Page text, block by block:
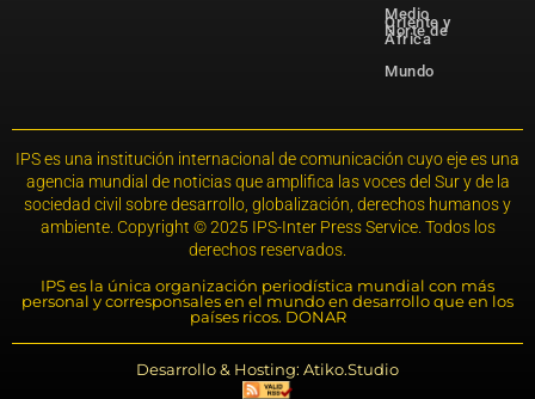
Medio
Oriente y
Norte de
África
Mundo
IPS es una institución internacional de comunicación cuyo eje es una
agencia mundial de noticias que amplifica las voces del Sur y de la
sociedad civil sobre desarrollo, globalización, derechos humanos y
ambiente. Copyright © 2025 IPS-Inter Press Service. Todos los
derechos reservados.
IPS es la única organización periodística mundial con más
personal y corresponsales en el mundo en desarrollo que en los
países ricos. DONAR
Desarrollo & Hosting: Atiko.Studio